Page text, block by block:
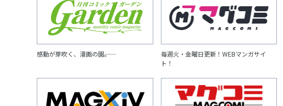
感動が芽吹く、漫画の園――。
毎週火・金曜日更新！WEBマンガサイ
ト！